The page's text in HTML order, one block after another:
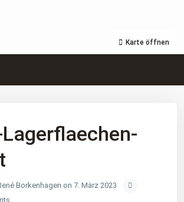
Karte öffnen
Borkenhagen on 7. März 2023